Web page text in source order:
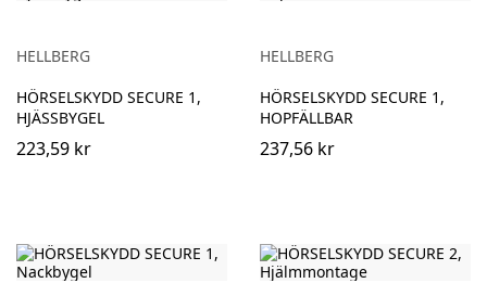
HELLBERG
HÖRSELSKYDD SECURE 1,
HJÄSSBYGEL
223,59 kr
HELLBERG
HÖRSELSKYDD SECURE 1,
HOPFÄLLBAR
237,56 kr